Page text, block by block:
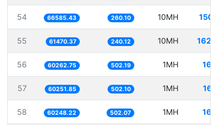
54 66585.43 260.10 10MH
55 61470.37 240.12 10MH
56 60262.75 502.19 1MH
57 60251.85 502.10 1MH
58 60248.22 502.07 1MH